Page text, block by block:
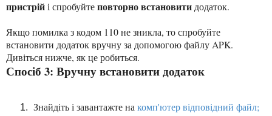
пристрійі спробуйтеповторно встановити додаток.
Якщо помилка з кодом 110не зникла, то спробуйте
встановити додаток вручну за допомогою файлу APK.
Дивіться нижче, як це робиться.
Спосіб 3: Вручну встановити додаток
Знайдіть і завантажте на комп'ютер відповідний файл;